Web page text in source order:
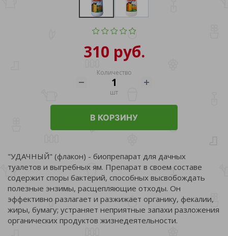
310 руб.
Количество
шт
В КОРЗИНУ
"УДАЧНЫЙ" (флакон) - биопрепарат для дачных
туалетов и выгребных ям. Препарат в своем составе
содержит споры бактерий, способных высвобождать
полезные энзимы, расщепляющие отходы. Он
эффективно разлагает и разжижает органику, фекалии,
жиры, бумагу; устраняет неприятные запахи разложения
органических продуктов жизнедеятельности.